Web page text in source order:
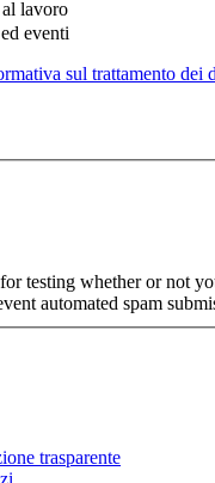
lavoro
eventi
sul trattamento dei
testing whether or not
automated spam
trasparente